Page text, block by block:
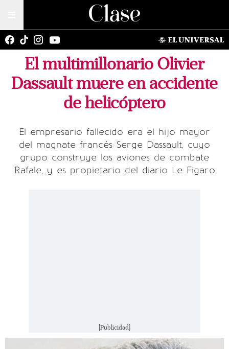
El multimillonario Olivier
Dassault muere en accidente
de helicóptero
El empresario fallecido era el hijo mayor
del magnate francés Serge Dassault, cuyo
grupo construye los aviones de combate
Rafale, y es propietario del diario Le Figaro
[Publicidad]